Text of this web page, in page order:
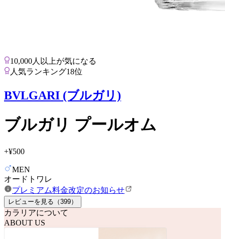
10,000人以上が気になる
人気ランキング18位
BVLGARI (ブルガリ)
ブルガリ プールオム
+¥500
MEN
オードトワレ
プレミアム料金改定のお知らせ
レビューを見る（399）
カラリアについて
ABOUT US